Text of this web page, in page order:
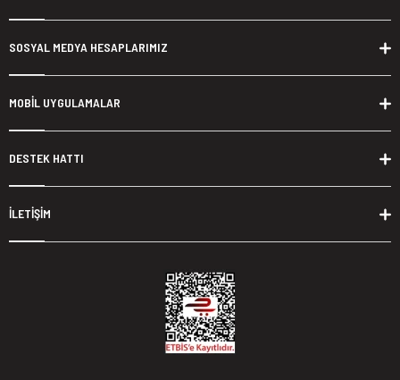
SOSYAL MEDYA HESAPLARIMIZ
MOBİL UYGULAMALAR
DESTEK HATTI
İLETİŞİM